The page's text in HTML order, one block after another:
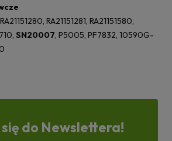
RA21151281, RA21151580,
SN20007, P5005, PF7832, 10590G-
do Newslettera!